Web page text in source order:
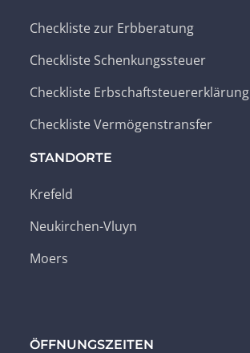
Checkliste zur Erbberatung
Checkliste Schenkungssteuer
Checkliste Erbschaftsteuererklärung
Checkliste Vermögenstransfer
STANDORTE
Krefeld
Neukirchen-Vluyn
Moers
ÖFFNUNGSZEITEN